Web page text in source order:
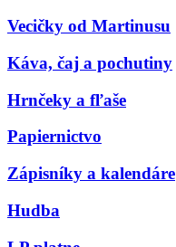
Vecičky od Martinusu
Káva, čaj a pochutiny
Hrnčeky a fľaše
Papiernictvo
Zápisníky a kalendáre
Hudba